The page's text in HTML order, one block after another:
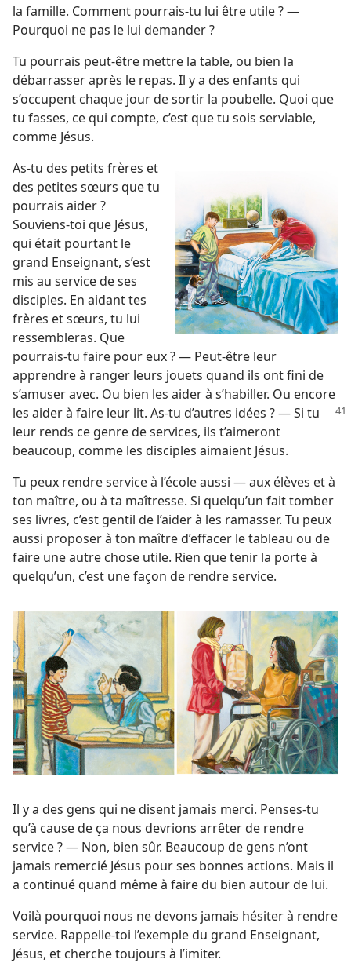
la famille. Comment pourrais-​tu lui être utile ? —
Pourquoi ne pas le lui demander ?
Tu pourrais peut-être mettre la table, ou bien la
débarrasser après le repas. Il y a des enfants qui
s’occupent chaque jour de sortir la poubelle. Quoi que
tu fasses, ce qui compte, c’est que tu sois serviable,
comme Jésus.
As-​tu des petits frères et
des petites sœurs que tu
pourrais aider ?
Souviens-​toi que Jésus,
qui était pourtant le
grand Enseignant, s’est
mis au service de ses
disciples. En aidant tes
frères et sœurs, tu lui
ressembleras. Que
pourrais-​tu faire pour eux ? — Peut-être leur
apprendre à ranger leurs jouets quand ils ont fini de
s’amuser avec. Ou bien les aider à s’habiller. Ou encore
les aider à faire leur lit. As-​tu d’autres idées ? — Si tu
leur rends ce genre de services, ils t’aimeront
beaucoup, comme les disciples aimaient Jésus.
Tu peux rendre service à l’école aussi — aux élèves et à
ton maître, ou à ta maîtresse. Si quelqu’un fait tomber
ses livres, c’est gentil de l’aider à les ramasser. Tu peux
aussi proposer à ton maître d’effacer le tableau ou de
faire une autre chose utile. Rien que tenir la porte à
quelqu’un, c’est une façon de rendre service.
Il y a des gens qui ne disent jamais merci. Penses-​tu
qu’à cause de ça nous devrions arrêter de rendre
service ? — Non, bien sûr. Beaucoup de gens n’ont
jamais remercié Jésus pour ses bonnes actions. Mais il
a continué quand même à faire du bien autour de lui.
Voilà pourquoi nous ne devons jamais hésiter à rendre
service. Rappelle-​toi l’exemple du grand Enseignant,
Jésus, et cherche toujours à l’imiter.